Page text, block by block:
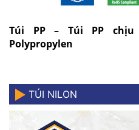
Túi PP – Túi PP
Polypropylen
TÚI NILON